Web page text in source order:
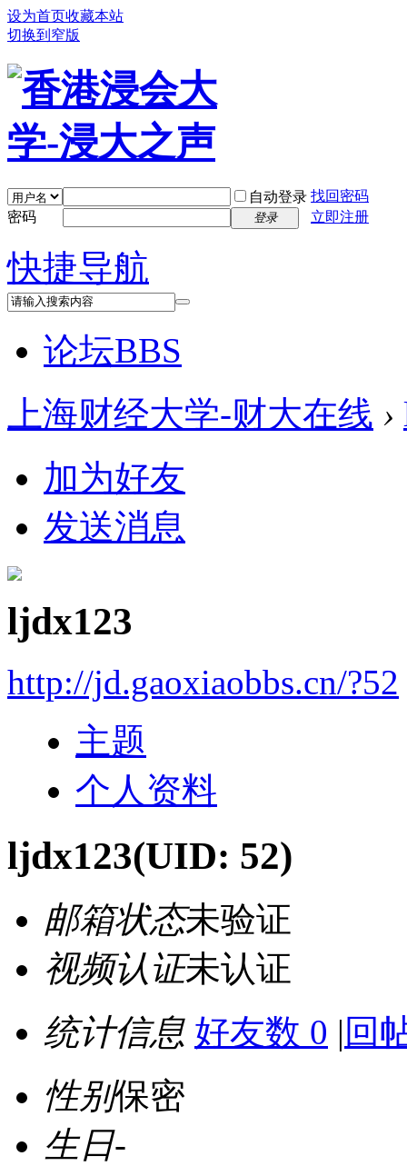
设为首页收藏本站
切换到窄版
自动登录 找回密码
密码
登录 立即注册
快捷导航
论坛BBS
上海财经大学-财大在线 ›
加为好友
发送消息
ljdx123
http://jd.gaoxiaobbs.cn/?52
主题
个人资料
ljdx123(UID: 52)
邮箱状态未验证
视频认证未认证
统计信息 好友数 0 | 回
性别保密
生日-